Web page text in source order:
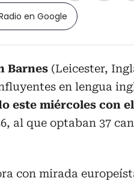
en Google
Barnes (Leicester,
en lengua
este miércoles con
al que optaban 37
con mirada